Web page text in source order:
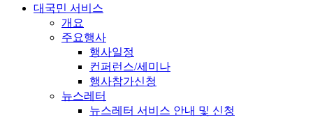
대국민 서비스
개요
주요행사
행사일정
컨퍼런스/세미나
행사참가신청
뉴스레터
뉴스레터 서비스 안내 및 신청